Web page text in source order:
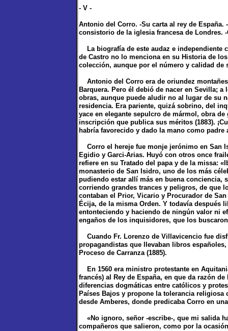
- V -
Antonio del Corro. -Su carta al rey de
consistorio de la iglesia francesa de Londres.
La biografía de este audaz e independiente
de Castro no lo menciona en su Historia de
colección, aunque por el número y calidad
Antonio del Corro era de oriundez
Barquera. Pero él debió de nacer en Sevilla;
obras, aunque puede aludir no al lugar de su
residencia. Era pariente, quizá sobrino, del
yace en elegante sepulcro de mármol, obra
inscripción que publica sus méritos (1883).
habría favorecido y dado la mano como padre
Corro el hereje fue monje jerónimo en San
Egidio y Garci-Arias. Huyó con otros once
refiere en su Tratado del papa y de la missa:
monasterio de San Isidro, uno de los más
pudiendo estar allí más en buena conciencia,
corriendo grandes trances y peligros, de que
contaban el Prior, Vicario y Procurador de
Écija, de la misma Orden. Y todavía después
entonteciendo y haciendo de ningún valor ni
engaños de los inquisidores, que los
Cuando Fr. Lorenzo de Villavicencio fue
propagandistas que llevaban libros
Proceso de Carranza (1885).
En 1560 era ministro protestante en
francés) al Rey de España, en que da razón
diferencias dogmáticas entre católicos y
Países Bajos y propone la tolerancia
desde Amberes, donde predicaba Corro en
«No ignoro, señor -escribe-, que mi salida
compañeros que salieron, como por la